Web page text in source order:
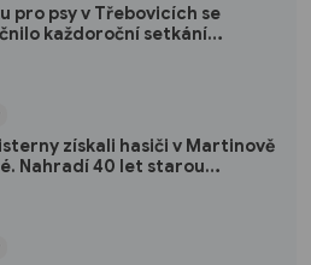
pro psy v Třebovicích se
každoroční setkání
získali hasiči v Martinově
Nahradí 40 let starou